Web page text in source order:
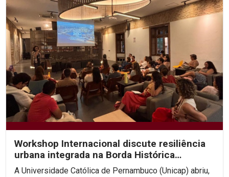
Workshop Internacional discute resiliência
urbana integrada na Borda Histórica
Continental do Recife
A Universidade Católica de Pernambuco (Unicap) abriu,